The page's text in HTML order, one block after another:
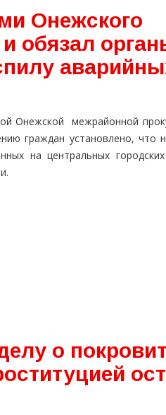
Онежского
обязал
Онежской межрайонной
граждан установлено, что
на центральных
о